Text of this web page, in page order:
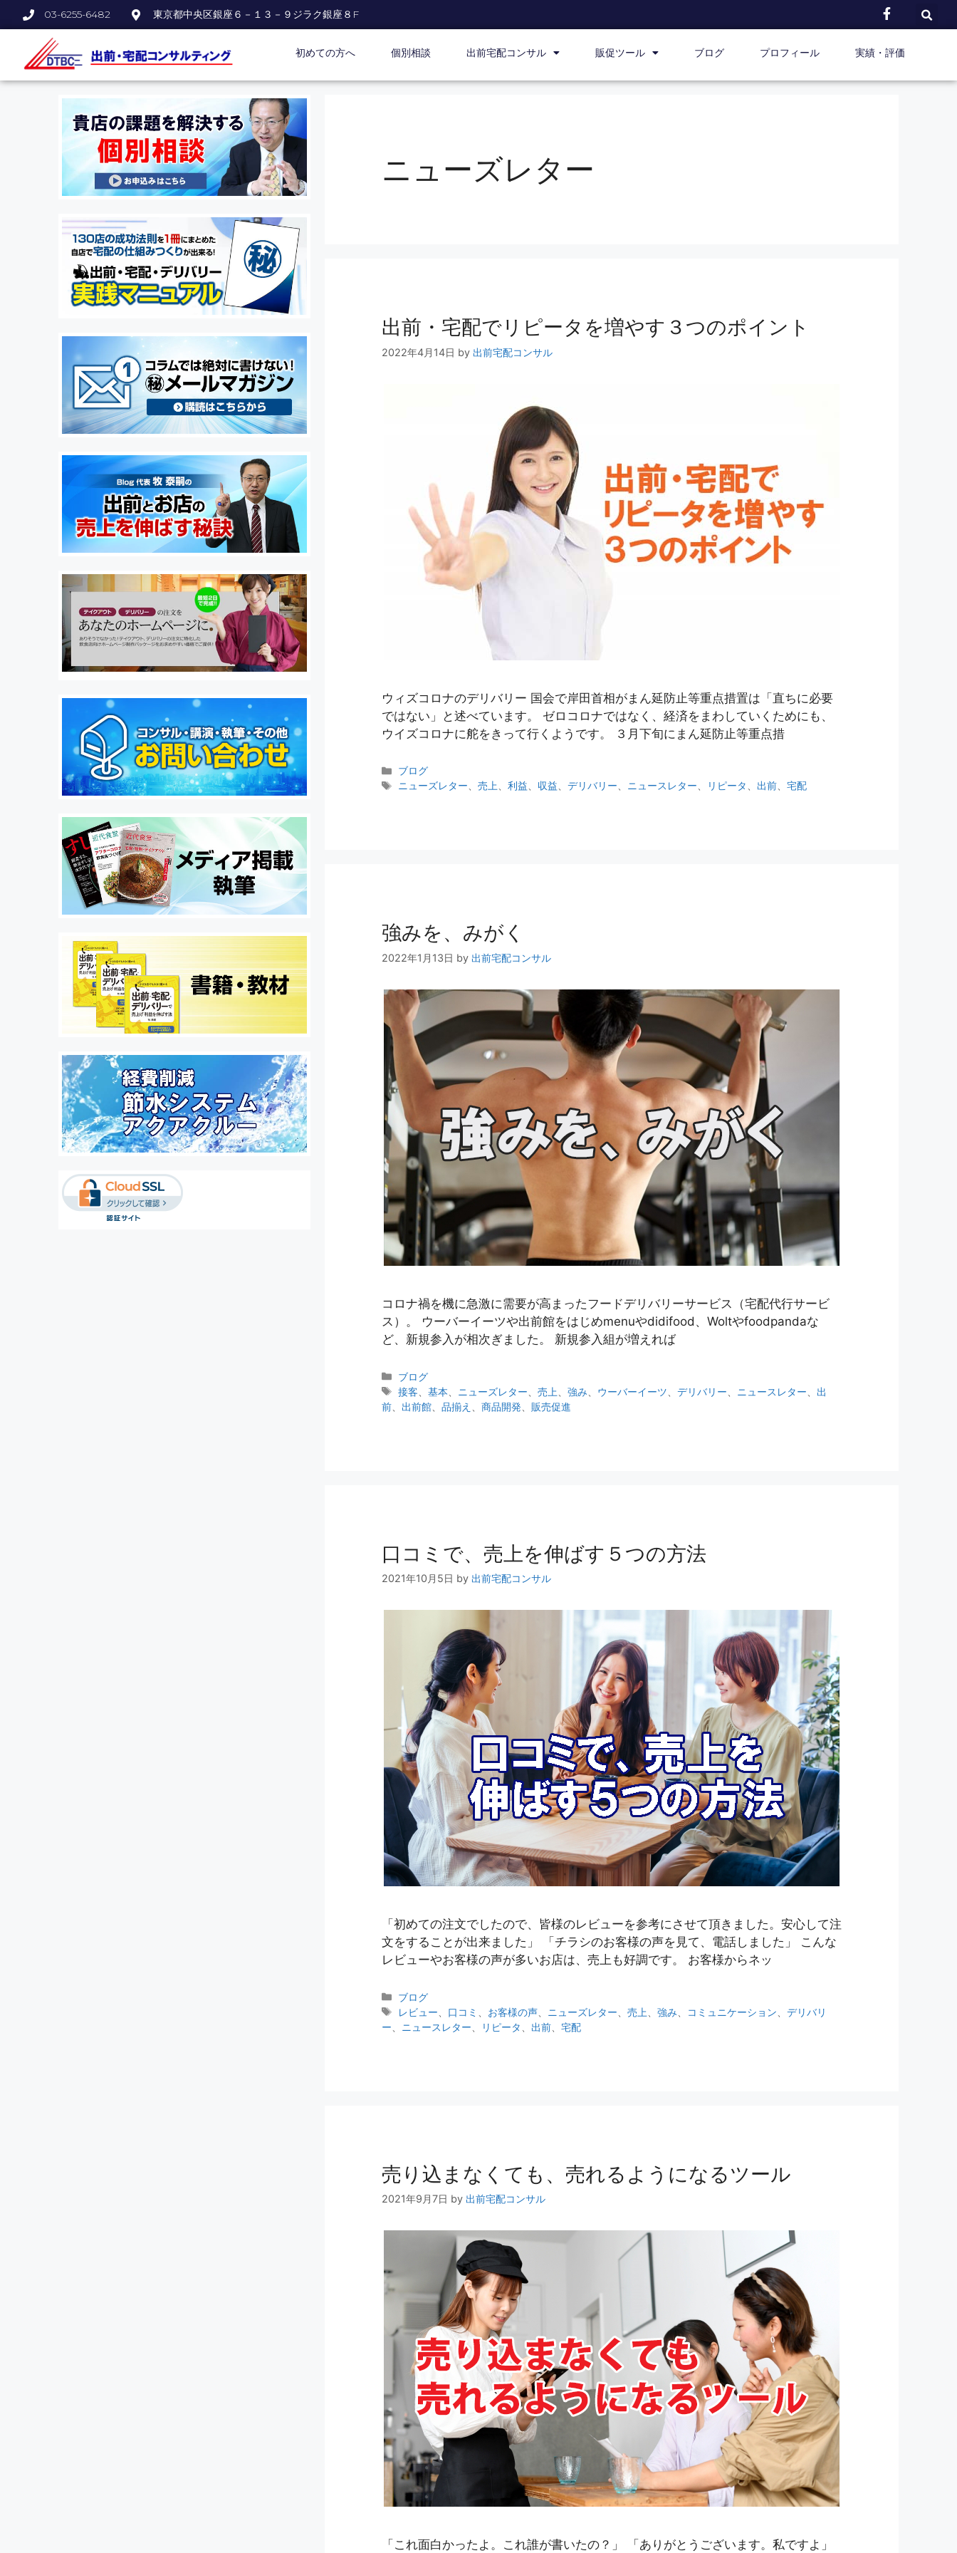
03-6255-6482 東京都中央区銀座６－１３－９ジラク銀座８F
初めての方へ 個別相談 出前宅配コンサル 販促ツール ブログ プロフィール 実績・評価
ニューズレター
出前・宅配でリピータを増やす３つのポイント
2022年4月14日 by 出前宅配コンサル
ウィズコロナのデリバリー 国会で岸田首相がまん延防止等重点措置は「直ちに必要
ではない」と述べています。 ゼロコロナではなく、経済をまわしていくためにも、
ウイズコロナに舵をきって行くようです。 ３月下旬にまん延防止等重点措
ブログ
ニューズレター、売上、利益、 収益、デリバリー、 ニュースレター、 リピータ、 出前、宅配
強みを、みがく
2022年1月13日 by 出前宅配コンサル
コロナ禍を機に急激に需要が高まったフードデリバリーサービス（宅配代行サービ
ス）。 ウーバーイーツや出前館をはじめmenuやdidifood、Woltやfoodpandaな
ど、新規参入が相次ぎました。 新規参入組が増えれば
ブログ
接客 、基本 ニューズレター 、売上 、強み ウーバーイーツ 、デリバリー ニュースレター
出
前
出前館 品揃え 商品開発 販売促進
口コミで、売上を伸ばす５つの方法
2021年10月5日 by 出前宅配コンサル
「初めての注文でしたので、皆様のレビューを参考にさせて頂きました。安心して注
文をすることが出来ました」 「チラシのお客様の声を見て、電話しました」 こんな
レビューやお客様の声が多いお店は、売上も好調です。 お客様からネッ
ブログ
レビュー
口コミ お客様の声 ニューズレター 、売上 、強み コミュニケーション 、デリバリ
ー
ニュースレター リピータ 出前 宅配
売り込まなくても、売れるようになるツール
2021年9月7日 by 出前宅配コンサル
「これ面白かったよ。これ誰が書いたの？」 「ありがとうございます。私ですよ」